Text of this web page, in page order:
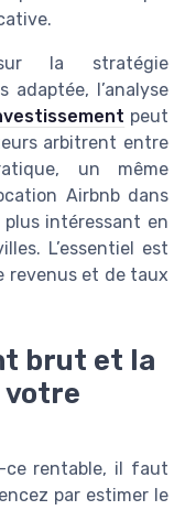
la stratégie
adaptée, l’analyse
peut
arbitrent entre
un même
Airbnb dans
intéressant en
L’essentiel est
revenus et de taux
brut et la
votre
ce rentable, il faut
par estimer le